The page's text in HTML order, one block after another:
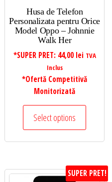
Husa de Telefon
Personalizata pentru Orice
Model Oppo – Johnnie
Walk Her
*SUPER PRET: 44,00 lei TVA
Inclus
*Ofertă Competitivă
Monitorizată
Select options
SUPER PRET!